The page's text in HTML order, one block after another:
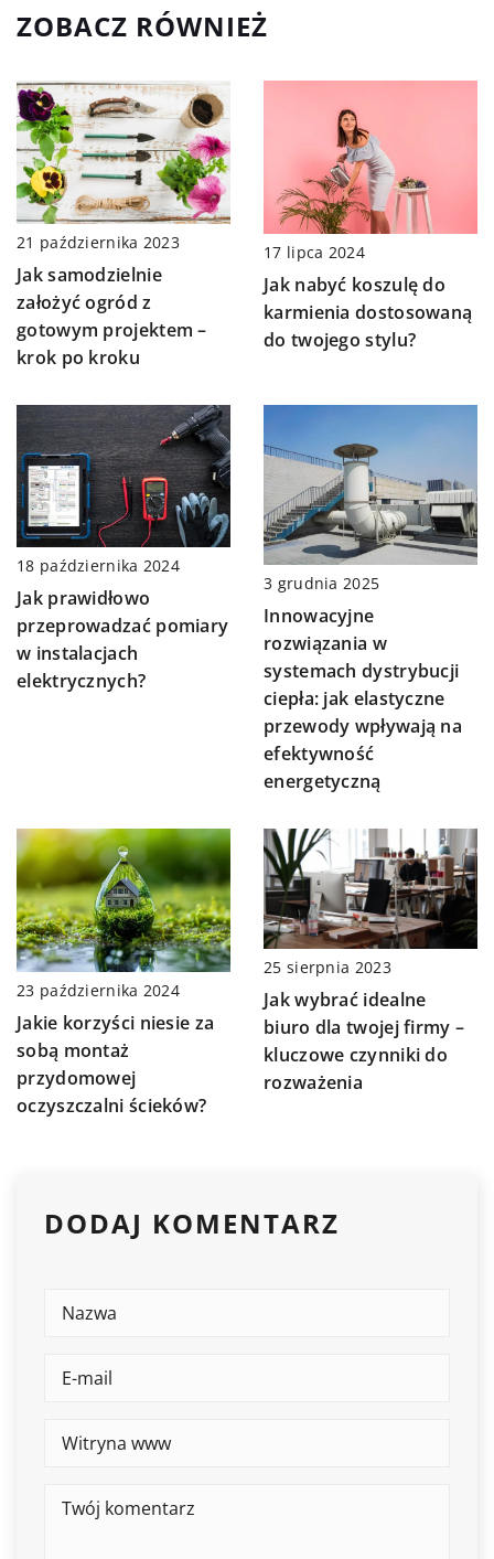
ZOBACZ RÓWNIEŻ
21 października 2023
Jak samodzielnie
założyć ogród z
gotowym projektem –
krok po kroku
17 lipca 2024
Jak nabyć koszulę do
karmienia dostosowaną
do twojego stylu?
18 października 2024
Jak prawidłowo
przeprowadzać pomiary
w instalacjach
elektrycznych?
3 grudnia 2025
Innowacyjne
rozwiązania w
systemach dystrybucji
ciepła: jak elastyczne
przewody wpływają na
efektywność
energetyczną
23 października 2024
Jakie korzyści niesie za
sobą montaż
przydomowej
oczyszczalni ścieków?
25 sierpnia 2023
Jak wybrać idealne
biuro dla twojej firmy –
kluczowe czynniki do
rozważenia
DODAJ KOMENTARZ